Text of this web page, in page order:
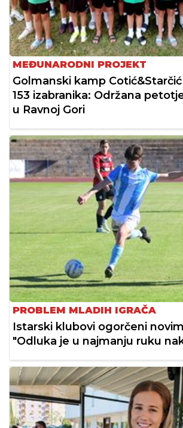
MEĐUNARODNI PROJEKT
Golmanski kamp
153 izabranika: Održana
u Ravnoj Gori
PROBLEM MLADIH IGRAČA
Istarski klubovi ogorčeni
"Odluka je u najmanju ruku